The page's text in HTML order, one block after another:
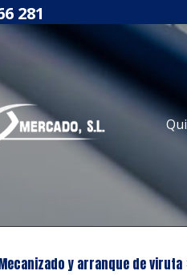
281
Ir
Ir
y arranque de viruta